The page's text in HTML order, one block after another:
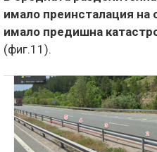
имало преинсталация
имало предишна
(фиг.11).